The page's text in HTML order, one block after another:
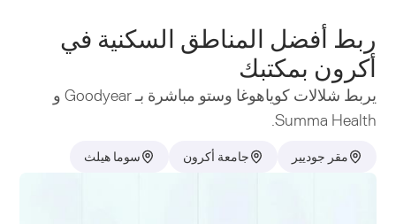
ربط أفضل المناطق السكنية في
أكرون بمكتبك
يربط شلالات كوياهوغا وستو مباشرة بـ Goodyear و
Summa Health.
مقر جوديير جامعة أكرون سوما هيلث